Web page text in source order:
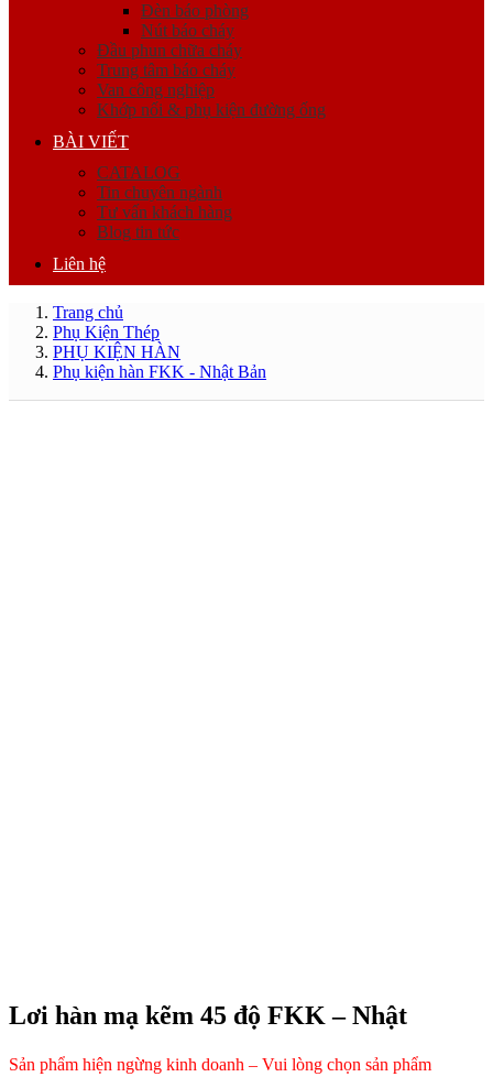
Đèn báo phòng
Nút báo cháy
Đầu phun chữa cháy
Trung tâm báo cháy
Van công nghiệp
Khớp nối & phụ kiện đường ống
BÀI VIẾT
CATALOG
Tin chuyên ngành
Tư vấn khách hàng
Blog tin tức
Liên hệ
Trang chủ
Phụ Kiện Thép
PHỤ KIỆN HÀN
Phụ kiện hàn FKK - Nhật Bản
Lơi hàn mạ kẽm 45 độ FKK – Nhật
Sản phẩm hiện ngừng kinh doanh – Vui lòng chọn sản phẩm